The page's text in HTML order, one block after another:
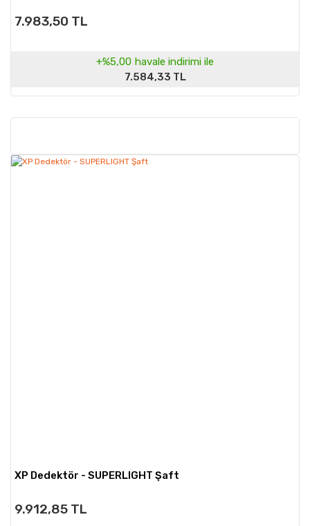
7.983,50 TL
+%5,00 havale indirimi ile
7.584,33 TL
XP Dedektör - SUPERLIGHT Şaft
9.912,85 TL